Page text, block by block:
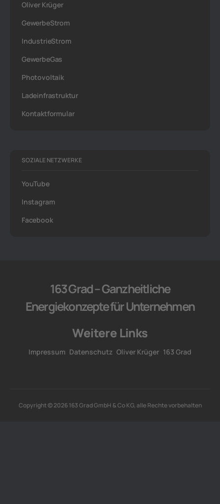
Oliver Krüger
GewerbeStrom
IndustrieStrom
GewerbeGas
Photovoltaik
Ladeinfrastruktur
Kontaktformular
SOZIALE NETZWERKE
YouTube
Instagram
Facebook
163 Grad – Ganzheitliche
Energiekonzepte für Unternehmen
Weitere Links
Impressum Datenschutz Oliver Krüger 163 Grad
Copyright © 2026 163 Grad GmbH & Co KG, alle Rechte vorbehalten